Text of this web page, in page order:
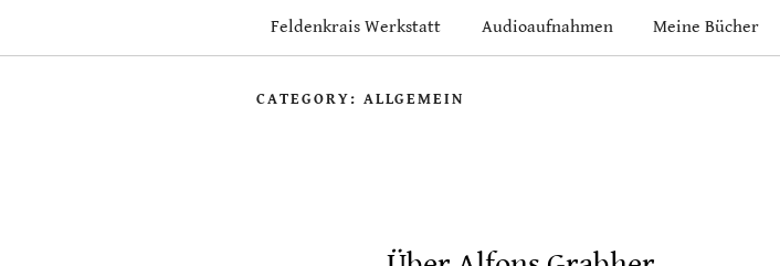
Feldenkrais Werkstatt Audioaufnahmen Meine Bücher
CATEGORY: ALLGEMEIN